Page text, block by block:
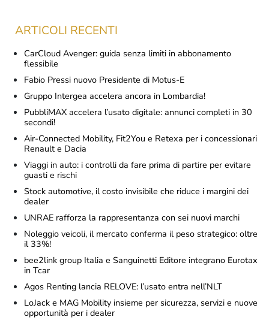
ARTICOLI RECENTI
CarCloud Avenger: guida senza limiti in abbonamento
flessibile
Fabio Pressi nuovo Presidente di Motus-E
Gruppo Intergea accelera ancora in Lombardia!
PubbliMAX accelera l’usato digitale: annunci completi in 30
secondi!
Air-Connected Mobility, Fit2You e Retexa per i concessionari
Renault e Dacia
Viaggi in auto: i controlli da fare prima di partire per evitare
guasti e rischi
Stock automotive, il costo invisibile che riduce i margini dei
dealer
UNRAE rafforza la rappresentanza con sei nuovi marchi
Noleggio veicoli, il mercato conferma il peso strategico: oltre
il 33%!
bee2link group Italia e Sanguinetti Editore integrano Eurotax
in Tcar
Agos Renting lancia RELOVE: l’usato entra nell’NLT
LoJack e MAG Mobility insieme per sicurezza, servizi e nuove
opportunità per i dealer